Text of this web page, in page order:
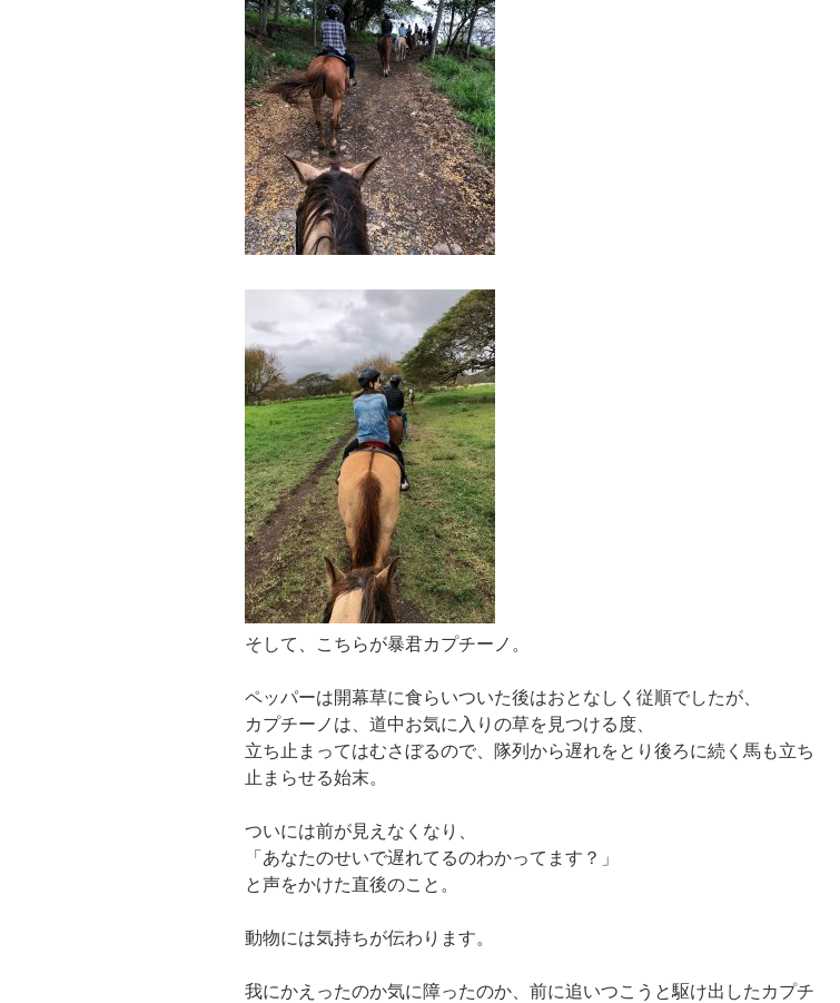
そして、こちらが暴君カプチーノ。
ペッパーは開幕草に食らいついた後はおとなしく従順でしたが、
カプチーノは、道中お気に入りの草を見つける度、
立ち止まってはむさぼるので、隊列から遅れをとり後ろに続く馬も立ち
止まらせる始末。
ついには前が見えなくなり、
「あなたのせいで遅れてるのわかってます？」
と声をかけた直後のこと。
動物には気持ちが伝わります。
我にかえったのか気に障ったのか、前に追いつこうと駆け出したカプチ